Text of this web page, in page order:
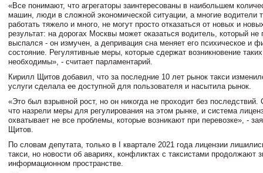
«Все понимают, что агрегаторы заинтересованы в наибольшем
машин, люди в сложной экономической ситуации, а многие водители
работать тяжело и много, не могут просто отказаться от новых и
результат: на дорогах Москвы может оказаться водитель, который не
выспался - он измучен, а депривация сна меняет его психическое и
состояние. Регулятивные меры, которые сдержат возникновение
необходимы», - считает парламентарий.
Кирилл Щитов добавил, что за последние 10 лет рынок такси
услуги сделала ее доступной для пользователя и насытила рынок.
«Это был взрывной рост, но он никогда не проходит без
что назрели меры для регулирования на этом рынке, и система
охватывает не все проблемы, которые возникают при перевозке», -
Щитов.
По словам депутата, только в I квартале 2021 года лицензии
такси, но новости об авариях, конфликтах с таксистами продолжают
информационном пространстве.